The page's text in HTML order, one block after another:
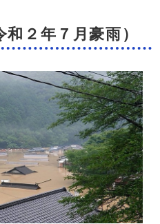
２年７月豪雨）